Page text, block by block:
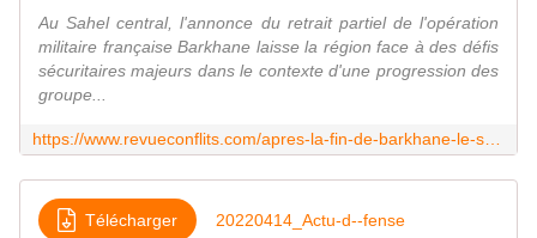
Au Sahel central, l'annonce du retrait partiel de l'opération
militaire française Barkhane laisse la région face à des défis
sécuritaires majeurs dans le contexte d'une progression des
groupe...
Télécharger 20220414_Actu-d--fense